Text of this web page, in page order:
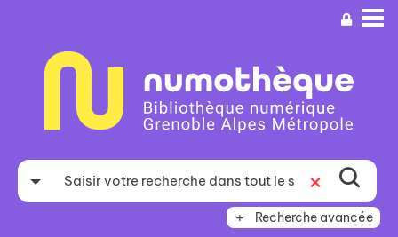
recherche
Recherche avancée